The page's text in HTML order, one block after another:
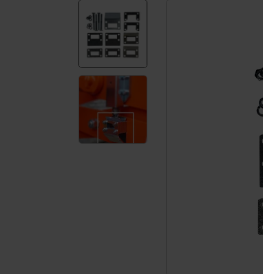
Barrieren
Betonplatten
Stützwände
Tetrapoden
Pigmenten